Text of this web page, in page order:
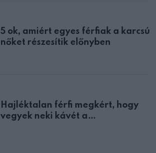
5 ok, amiért egyes férfiak a karcsú
nőket részesítik előnyben
Hajléktalan férfi megkért, hogy
vegyek neki kávét a